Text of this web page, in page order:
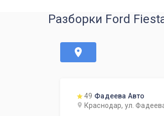
Разборки Ford
49 Фадеева Авто
Краснодар, ул.